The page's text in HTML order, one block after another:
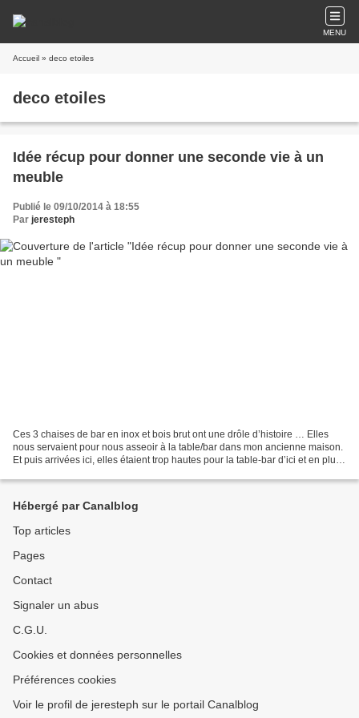
MENU
Accueil » deco etoiles
deco etoiles
Idée récup pour donner une seconde vie à un
meuble
Publié le 09/10/2014 à 18:55
Par jeresteph
Ces 3 chaises de bar en inox et bois brut ont une drôle d’histoire … Elles
nous servaient pour nous asseoir à la table/bar dans mon ancienne maison.
Et puis arrivées ici, elles étaient trop hautes pour la table-bar d’ici et en plus
Hébergé par Canalblog
Top articles
Pages
Contact
Signaler un abus
C.G.U.
Cookies et données personnelles
Préférences cookies
Voir le profil de jeresteph sur le portail Canalblog